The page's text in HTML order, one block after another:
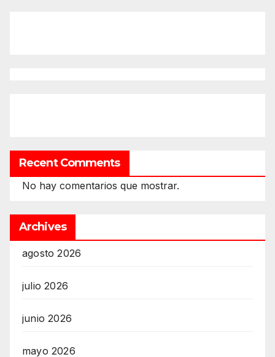
Recent Comments
No hay comentarios que mostrar.
Archives
agosto 2026
julio 2026
junio 2026
mayo 2026